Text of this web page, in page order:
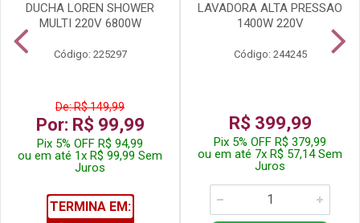
DUCHA LOREN SHOWER
MULTI 220V 6800W
Código: 225297
De: R$ 149,99
Por: R$ 99,99
Pix 5% OFF R$ 94,99
ou em até 1x R$ 99,99 Sem
Juros
TERMINA EM:
LAVADORA ALTA PRESSAO
1400W 220V
Código: 244245
R$ 399,99
Pix 5% OFF R$ 379,99
ou em até 7x R$ 57,14 Sem
Juros